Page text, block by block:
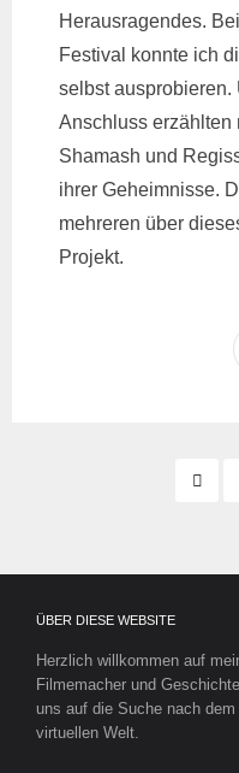
Herausragendes.
Festival konnte ich
selbst ausprobieren.
Anschluss erzählten
Shamash und
ihrer Geheimnisse.
mehreren über
Projekt.
ÜBER DIESE WEBSITE
Herzlich willkommen auf
Filmemacher und
uns auf die Suche nach
virtuellen Welt.